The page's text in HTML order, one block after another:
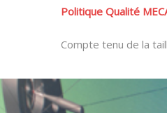
Politique Qualité
Compte tenu de la